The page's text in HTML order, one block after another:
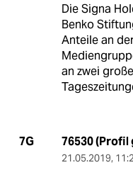
Die Signa
Benko
Anteile an
an zwei
7G 76530
21.05.2019,